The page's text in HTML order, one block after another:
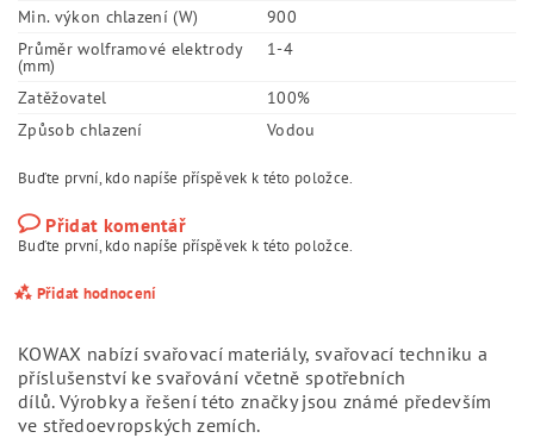
Min. výkon chlazení (W)
900
Průměr wolframové elektrody
(mm)
1-4
Zatěžovatel
100%
Způsob chlazení
Vodou
Buďte první, kdo napíše příspěvek k této položce.
Přidat komentář
Buďte první, kdo napíše příspěvek k této položce.
Přidat hodnocení
KOWAX nabízí svařovací materiály, svařovací techniku a
příslušenství ke svařování včetně spotřebních
dílů.Výrobky a řešení této značky jsou známé především
ve středoevropských zemích.